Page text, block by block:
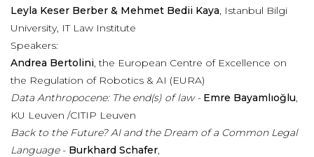
Leyla Keser Berber & Mehmet Bedii Kaya, Istanbul Bilgi
University, IT Law Institute
Speakers:
Andrea Bertolini, the European Centre of Excellence on
the Regulation of Robotics & AI (EURA)
Data Anthropocene: The end(s) of law - Emre Bayamlıoğlu,
KU Leuven /CITIP Leuven
Back to the Future? AI and the Dream of a Common Legal
Language- Burkhard Schafer,